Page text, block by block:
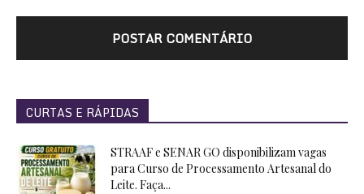
CURTAS E RÁPIDAS
STRAAF e SENAR GO disponibilizam vagas
para Curso de Processamento Artesanal do
Leite. Faça...